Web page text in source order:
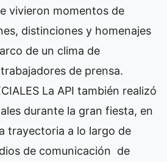
vivieron momentos de
distinciones y homenajes
de un clima de
de prensa.
La API también realizó
durante la gran fiesta, en
trayectoria a lo largo de
de comunicación de